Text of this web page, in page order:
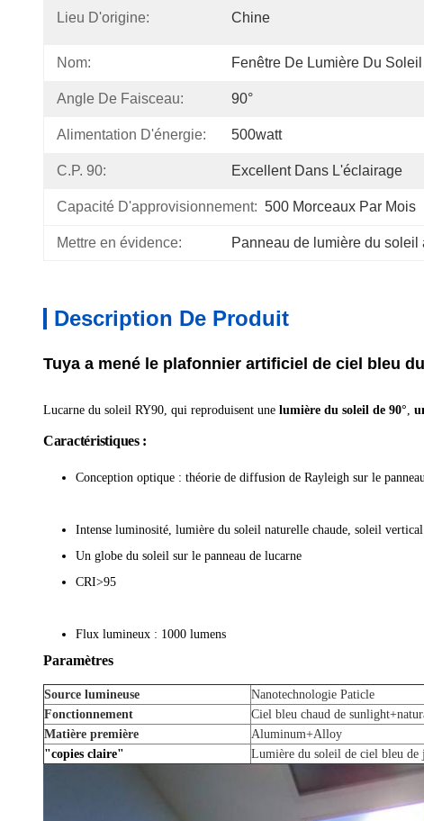
Lieu D'origine: Chine
Nom: Fenêtre De Lumière Du
Angle De Faisceau: 90°
Alimentation D'énergie: 500watt
C.P. 90: Excellent Dans L'éclairage
Capacité D'approvisionnement: 500 Morceaux Par Mois
Mettre en évidence: Panneau de lumière du soleil
Description De Produit
Tuya a mené le plafonnier artificiel de ciel bleu
Lucarne du soleil RY90, qui reproduisent une lumière du soleil de 90°,
Caractéristiques :
Conception optique : théorie de diffusion de Rayleigh sur le
Intense luminosité, lumière du soleil naturelle chaude, soleil
Un globe du soleil sur le panneau de lucarne
CRI>95
Flux lumineux : 1000 lumens
Paramètres
Source lumineuse
Nanotechnologie Paticle
Fonctionnement
Ciel bleu chaud de
Matière première
Aluminum+Alloy
"copies claire"
Lumière du soleil de ciel bleu de